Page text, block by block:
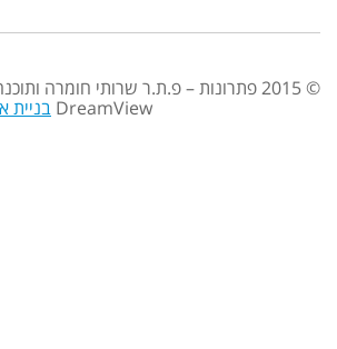
© 2015 פתרונות – פ.ת.ר שרותי חומרה ותוכנה למחשבים בע"מ
DreamView בניית